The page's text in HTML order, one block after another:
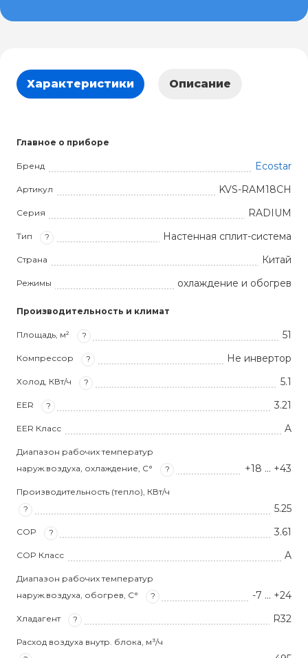
Характеристики Описание
Главное о приборе
Бренд Ecostar
Артикул KVS-RAM18CH
Серия RADIUM
Тип ? Настенная сплит-система
Страна Китай
Режимы охлаждение и обогрев
Производительность и климат
Площадь, м² ? 51
Компрессор ? Не инвертор
Холод, КВт/ч ? 5.1
EER ? 3.21
EER Класс A
Диапазон рабочих температур
наруж.воздуха, охлаждение, С°
? +18 … +43
Производительность (тепло), КВт/ч
?
5.25
COP ? 3.61
COP Класс A
Диапазон рабочих температур
наруж.воздуха, обогрев, С°
? -7 … +24
Хладагент ? R32
Расход воздуха внутр. блока, м³/ч